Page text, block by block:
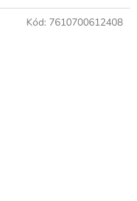
Kód: 7610700612408